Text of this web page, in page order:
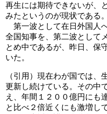
再生には期待できないが、
みたというのが現状である。
第一波として在日外国人
全国知事を、第二波として
とめ中であるが、昨日、保
いた。
（引用）現在わが国では、
更新し続けている。その中
え、年間１２００億円にも
と比べ２倍近くにも激増し